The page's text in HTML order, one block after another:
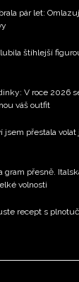
pár let:
štíhlejší
V roce 2026
váš outfit
jsem přestala
gram přesně.
volnosti
recept s